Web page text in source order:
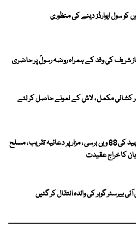
کو سول ایوارڈز دینے کی منظوری
شریف کی وفد کے ہمراہ روضہ رسولؐ پر حاضری
کشائی مکمل ، لاش کے نمونے حاصل کر لئے
میجر طفیل شہید کی 68 ویں برسی ، مزار پر دعائیہ تقریب ، مسلح
کا خراج عقیدت
بیرسٹر گوہر کی والدہ انتقال کر گئیں